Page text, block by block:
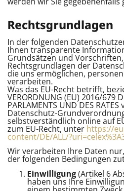
Rechtsgrundlagen
In der folgenden
Ihnen transparente
Grundsätzen und
Rechtsgrundlagen der
die uns ermöglichen,
verarbeiten.
Was das EU-Recht betrifft,
VERORDNUNG (EU) 2016/679
PARLAMENTS UND DES
Datenschutz-
selbstverständlich online auf
zum EU-Recht, unter https://
content/DE/ALL/
Wir verarbeiten Ihre Daten
der folgenden Bedingungen
Einwilligung(Artikel 6
haben uns Ihre